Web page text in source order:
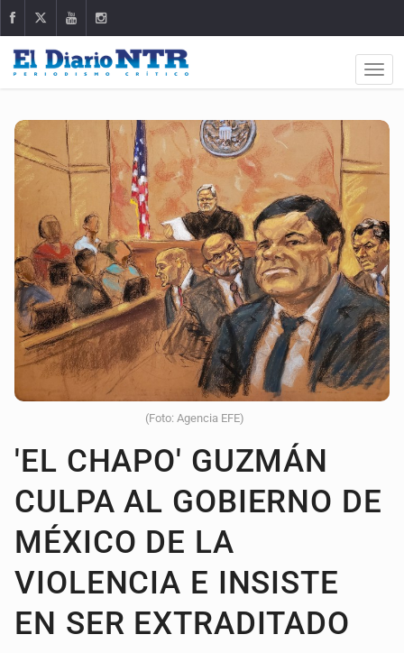
(Foto: Agencia EFE)
'EL CHAPO' GUZMÁN
CULPA AL GOBIERNO DE
MÉXICO DE LA
VIOLENCIA E INSISTE
EN SER EXTRADITADO